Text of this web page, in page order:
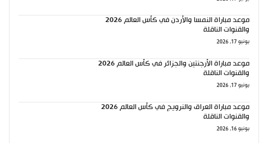
موعد مباراة النمسا والأردن في كأس العالم 2026
والقنوات الناقلة
يونيو 17, 2026
موعد مباراة الأرجنتين والجزائر في كأس العالم 2026
والقنوات الناقلة
يونيو 17, 2026
موعد مباراة العراق والنرويج في كأس العالم 2026
والقنوات الناقلة
يونيو 16, 2026